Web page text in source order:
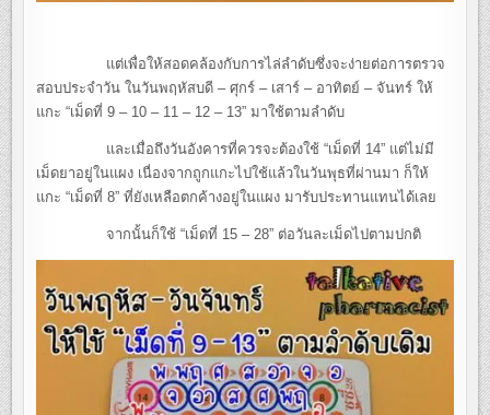
แต่เพื่อให้สอดคล้องกับการไล่ลำดับซึ่งจะง่ายต่อการตรวจ
สอบประจำวัน ในวันพฤหัสบดี – ศุกร์ – เสาร์ – อาทิตย์ – จันทร์ ให้
แกะ “เม็ดที่ 9 – 10 – 11 – 12 – 13” มาใช้ตามลำดับ
และเมื่อถึงวันอังคารที่ควรจะต้องใช้ “เม็ดที่ 14” แต่ไม่มี
เม็ดยาอยู่ในแผง เนื่องจากถูกแกะไปใช้แล้วในวันพุธที่ผ่านมา ก็ให้
แกะ “เม็ดที่ 8” ที่ยังเหลือตกค้างอยู่ในแผง มารับประทานแทนได้เลย
จากนั้นก็ใช้ “เม็ดที่ 15 – 28” ต่อวันละเม็ดไปตามปกติ